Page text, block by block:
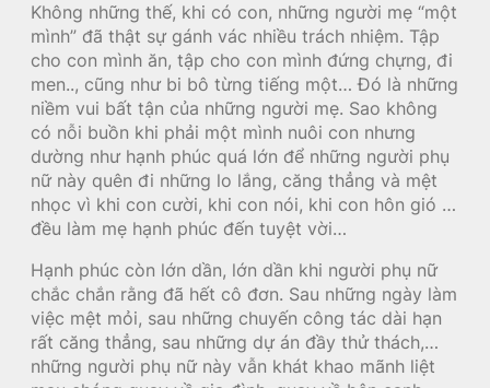
Không những thế, khi có con, những người mẹ “một
mình” đã thật sự gánh vác nhiều trách nhiệm. Tập
cho con mình ăn, tập cho con mình đứng chựng, đi
men.., cũng như bi bô từng tiếng một… Đó là những
niềm vui bất tận của những người mẹ. Sao không
có nỗi buồn khi phải một mình nuôi con nhưng
dường như hạnh phúc quá lớn để những người phụ
nữ này quên đi những lo lắng, căng thẳng và mệt
nhọc vì khi con cười, khi con nói, khi con hôn gió …
đều làm mẹ hạnh phúc đến tuyệt vời…
Hạnh phúc còn lớn dần, lớn dần khi người phụ nữ
chắc chắn rằng đã hết cô đơn. Sau những ngày làm
việc mệt mỏi, sau những chuyến công tác dài hạn
rất căng thẳng, sau những dự án đầy thử thách,…
những người phụ nữ này vẫn khát khao mãnh liệt